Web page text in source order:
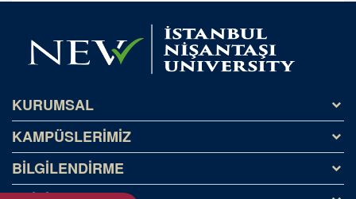
KURUMSAL
Tarihçe
Misyon ve Vizyon
Kişisel Veriler (KVKK)
KAMPÜSLERİMİZ
Kağıthane Kampüsü
NeoTech Campus
BİLGİLENDİRME